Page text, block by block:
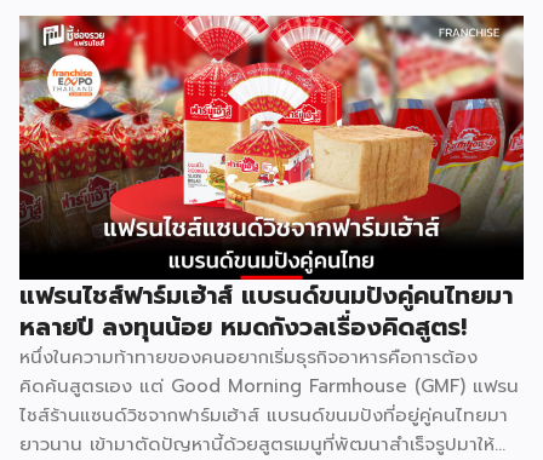
ปกครองไทยให้ความสำคัญกับการเรียนของลูกหลานเสมอ และ
Bright Up Kids คือแบรนด์แฟรนไชส์การศึกษาที่เข้ามาตอบ
โจทย์นี้ ด้วยหลักสูตรที่ได้รับการยอมรับว่าติด 1 ใน 10 กวดวิชาที่
ดีที่สุดในประเทศไทย จุดเด่นสำคัญคืองบลงทุนเริ่มต้นเพียง
79,000 บาท พร้อมระบบเทรนแบบมืออาชีพให้ฟรี ทำให้ผู้ที่ไม่มี
ประสบการณ์ด้านการสอนมาก่อนก็สามารถเป็นเจ้าของธุรกิจกวด
วิชาได้ รู้จัก Bright Up Kids ก่อนตัดสินใจ Bright Up Kids
เป็นแฟรนไชส์การศึกษาที่มีหลักสูตรครบ จบที่เดียว ครอบคลุม
วิชาหลักอย่างคณิตศาสตร์ วิทยาศาสตร์ และภาษาอังกฤษ ซึ่งเป็น
วิชาที่ผู้ปกครองส่วนใหญ่ให้ความสำคัญที่สุดในการติวเสริมให้ลูก
จุดแข็งที่ทำให้แบรนด์ได้รับความเชื่อถือคือการติดอันดับ 1 ใน 10
[…]
แฟรนไชส์ฟาร์มเฮ้าส์ แบรนด์ขนมปังคู่คนไทยมา
หลายปี ลงทุนน้อย หมดกังวลเรื่องคิดสูตร!
หนึ่งในความท้าทายของคนอยากเริ่มธุรกิจอาหารคือการต้อง
คิดค้นสูตรเอง แต่ Good Morning Farmhouse (GMF) แฟรน
ไชส์ร้านแซนด์วิชจากฟาร์มเฮ้าส์ แบรนด์ขนมปังที่อยู่คู่คนไทยมา
ยาวนาน เข้ามาตัดปัญหานี้ด้วยสูตรเมนูที่พัฒนาสำเร็จรูปมาให้